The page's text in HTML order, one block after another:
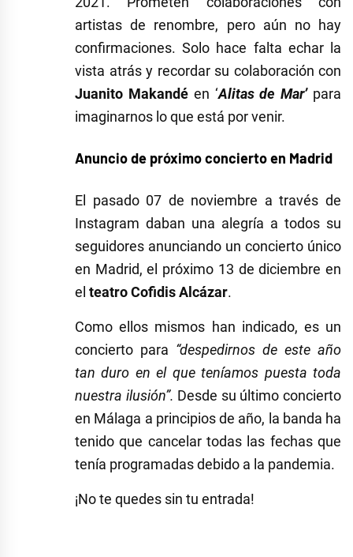
artistas de renombre, pero aún no hay
confirmaciones. Solo hace falta echar la
vista atrás y recordar su colaboración con
Juanito Makandéen ‘Alitas de Mar’para
imaginarnos lo que está por venir.
Anuncio de próximo concierto en Madrid
El pasado 07 de noviembre a través de
Instagram daban una alegría a todos su
seguidores anunciando un concierto único
en Madrid, el próximo 13 de diciembre en
el teatro Cofidis Alcázar.
Como ellos mismos han indicado, es un
concierto para “despedirnos de este año
tan duro en el que teníamos puesta toda
nuestra ilusión”. Desde su último concierto
en Málaga a principios de año, la banda ha
tenido que cancelar todas las fechas que
tenía programadas debido a la pandemia.
¡No te quedes sin tu entrada!